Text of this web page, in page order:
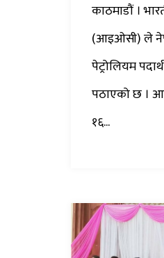
काठमाडौं ।
(आइओसी) ले
पेट्रोलियम
पठाएको छ ।
१६...